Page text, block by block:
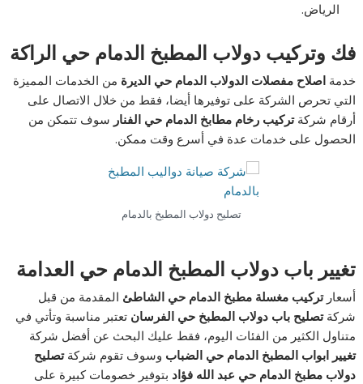
الرياض.
فك وتركيب دولاب المطبخ الدمام حي الراكة
خدمةاصلاح مفصلات الدولاب الدمام حي الديرة من الخدمات المميزة
التي تحرص الشركة على توفيرها أيضا، فقط من خلال الاتصال على
أرقام شركةتركيب رخام مطابخ الدمام حي الفنار سوف تتمكن من
الحصول على خدمات عدة في أسرع وقت ممكن.
تصليح دولاب المطبخ بالدمام
تغيير باب دولاب المطبخ الدمام حي العدامة
أسعارتركيب مغسلة مطبخ الدمام حي الشاطئ المقدمة من قبل
شركةتصليح باب دولاب المطبخ حي الفرسان تعتبر مناسبة وتأتي في
متناول الكثير من الفئات اليوم، فقط عليك البحث عن أفضل شركة
تغيير ابواب المطبخ الدمام حي الضباب وسوف تقوم شركةتصليح
دولاب مطبخ الدمام حي عبد الله فؤاد بتوفير خصومات كبيرة على